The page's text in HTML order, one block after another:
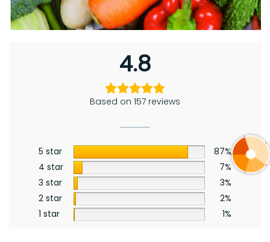
4.8
Based on 157 reviews
5 star
87%
4 star
7%
3 star
3%
2 star
2%
1 star
1%